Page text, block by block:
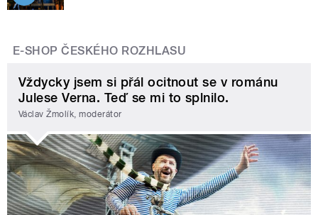
E-SHOP ČESKÉHO ROZHLASU
Vždycky jsem si přál ocitnout se v románu
Julese Verna. Teď se mi to splnilo.
Václav Žmolík, moderátor